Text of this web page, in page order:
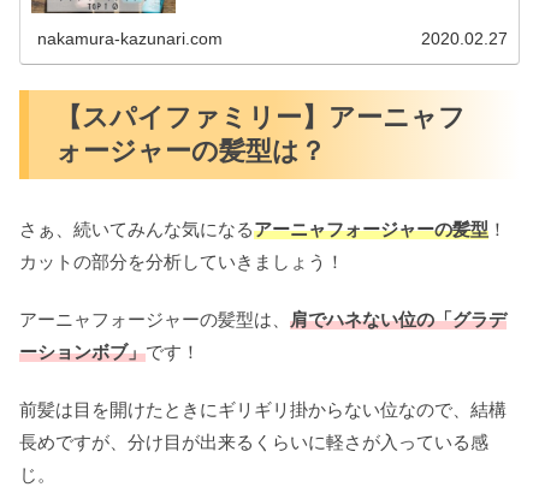
nakamura-kazunari.com 2020.02.27
【スパイファミリー】アーニャフ
ォージャーの髪型は？
さぁ、続いてみんな気になるアーニャフォージャーの髪型 ！
カットの部分を分析していきましょう！
アーニャフォージャーの髪型は、 肩でハネない位の「グラデ
ーションボブ」です！
前髪は目を開けたときにギリギリ掛からない位なので、結構
長めですが、分け目が出来るくらいに軽さが入っている感
じ。